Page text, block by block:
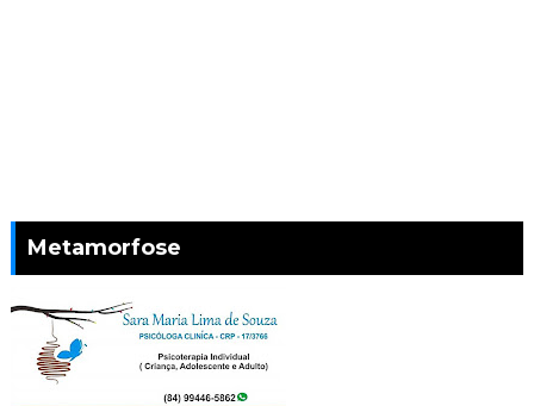
Metamorfose